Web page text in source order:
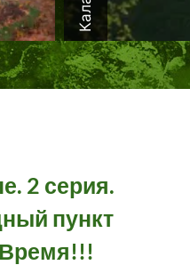
2 серия.
пункт
Время!!!